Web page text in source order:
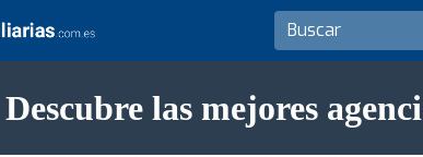
Descubre las mejores